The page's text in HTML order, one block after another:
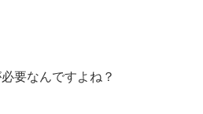
要なんですよね？